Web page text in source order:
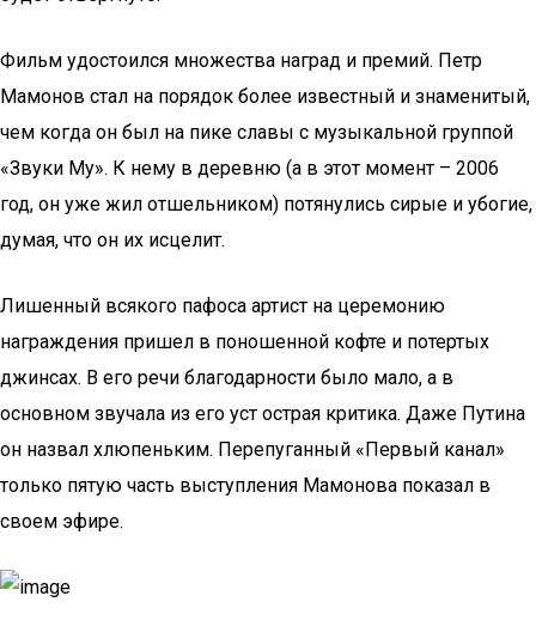
Фильм удостоился множества наград и премий. Петр
Мамонов стал на порядок более известный и знаменитый,
чем когда он был на пике славы с музыкальной группой
«Звуки Му». К нему в деревню (а в этот момент – 2006
год, он уже жил отшельником) потянулись сирые и убогие,
думая, что он их исцелит.
Лишенный всякого пафоса артист на церемонию
награждения пришел в поношенной кофте и потертых
джинсах. В его речи благодарности было мало, а в
основном звучала из его уст острая критика. Даже Путина
он назвал хлюпеньким. Перепуганный «Первый канал»
только пятую часть выступления Мамонова показал в
своем эфире.